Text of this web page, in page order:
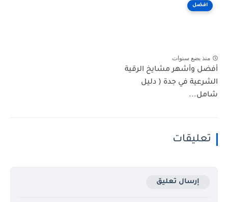
افضل
منذ بضع سنوات
أفضل وأشهر مشايخ الرقية
الشرعية في جدة ( دليل
شامل...
تعليقات
إرسال تعليق